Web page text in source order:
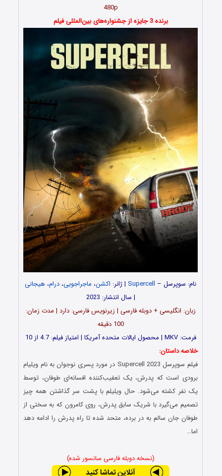
480p
برنده 3 جایزه از جشنواره‌های بین‌المللی فیلم
نام: سوپرسل – Supercell | ژانر: اکشن، ماجراجویی، درام، هیجانی
| سال انتشار: 2023
زبان: انگلیسی + دوبله فارسی | زیرنویس فارسی: دارد | مدت زمان:
100 دقیقه
فرمت: MKV | محصول ایالات متحده آمریکا | امتیاز فیلم: 4.7 از 10
خلاصه داستان:
فیلم سوپرسل Supercell 2023 در مورد پسری نوجوان به نام ویلیام
برودی است که پدرش، یک تعقیب‌کننده افسانه‌ای طوفان، توسط
یک نفر کشته می‌شود. حال ویلیلم با پشت سر گذاشتن همه چیز
تصمیم می‌گیرد با شریک سابق پدرش، روی کامرون که به سختی از
طوفان جان سالم به در برده، متحد شده تا راه پدرش را ادامه دهد
اما…
(نسخه دوبله فارسی سانسور شده)